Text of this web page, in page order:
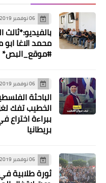
مقالات
سياسية الإهمال
المتعمد أداة
الأسرى الفلسطينيين
أخبار البص
فرح (15
الامن تعمم
عنها؟!
06 نوفمبر 2019
محمد الاغا
#موقع_البص*
06 نوفمبر 2019
الباحثة
الخطيب تفك
بريطانيا
06 نوفمبر 2019
ثورة طلابية